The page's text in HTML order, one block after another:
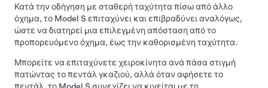
Κατά την οδήγηση με σταθερή ταχύτητα πίσω από άλλο
όχημα, το Model S επιταχύνει και επιβραδύνει αναλόγως,
ώστε να διατηρεί μια επιλεγμένη απόσταση από το
προπορευόμενο όχημα, έως την καθορισμένη ταχύτητα.
Μπορείτε να επιταχύνετε χειροκίνητα ανά πάσα στιγμή
πατώντας το πεντάλ γκαζιού, αλλά όταν αφήσετε το
πεντάλ, το Model S συνεχίζει να κινείται με τη